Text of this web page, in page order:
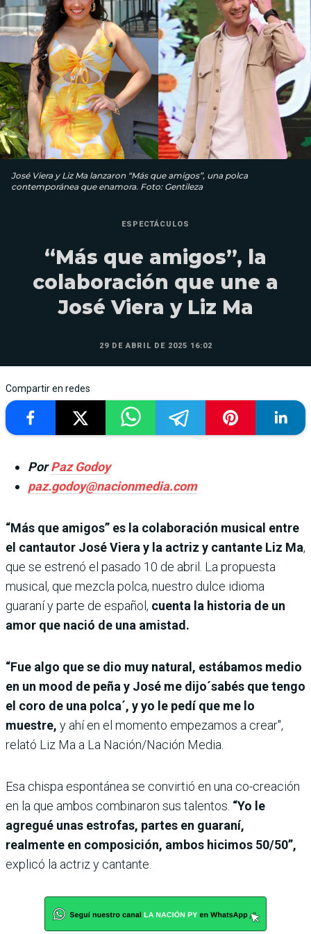
José Viera y Liz Ma lanzaron “Más que amigos”, una polca
contemporánea que enamora. Foto: Gentileza
ESPECTÁCULOS
“Más que amigos”, la
colaboración que une a
José Viera y Liz Ma
29 DE ABRIL DE 2025 16:02
Compartir en redes
PorPaz Godoy
paz.godoy@nacionmedia.com
“Más que amigos” es la colaboración musical entre
el cantautor José Viera y la actriz y cantante Liz Ma,
que se estrenó el pasado 10 de abril. La propuesta
musical, que mezcla polca, nuestro dulce idioma
guaraní y parte de español, cuenta la historia de un
amor que nació de una amistad.
“Fue algo que se dio muy natural, estábamos medio
en un mood de peña y José me dijo´sabés que tengo
el coro de una polca´, y yo le pedí que me lo
muestre, y ahí en el momento empezamos a crear",
relató Liz Ma a La Nación/Nación Media.
Esa chispa espontánea se convirtió en una co-creación
en la que ambos combinaron sus talentos. “Yo le
agregué unas estrofas, partes en guaraní,
realmente en composición, ambos hicimos 50/50”,
explicó la actriz y cantante.